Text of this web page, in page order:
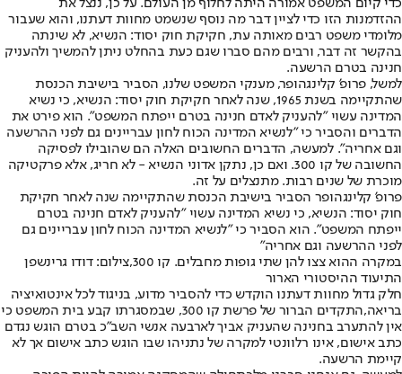
כדי קיום המשפט אמורה היתה לחלוף מן העולם. על כן, ננצל את
ההזדמנות הזו כדי לציין דבר מה נוסף שנשמט מחוות דעתנו, והוא שעבור
מלומדי משפט רבים מאותה עת, חקיקת חוק יסוד: הנשיא, לא שינתה
בהקשר זה דבר, ורבים מהם סברו שגם כעת בהחלט ניתן להמשיך ולהעניק
חנינה בטרם הרשעה.
למשל, פרופ' קלינגהופר, מענקי המשפט שלנו, הסביר בישיבת הכנסת
שהתקיימה בשנת 1965, שנה לאחר חקיקת חוק יסוד: הנשיא, כי נשיא
המדינה עשוי "להעניק לאדם חנינה בטרם ייפתח המשפט". הוא פירט את
הדברים והסביר כי "לנשיא המדינה הכוח לחון עבריינים גם לפני ההרשעה
וגם אחריה". למעשה, הדברים החשובים האלה הם שהובילו לפסיקה
החשובה של קו 300. ואם כן, נתקן אדוני הנשיא - לא חריג, אלא פרקטיקה
מוכרת של שנים רבות. מתנצלים על זה.
פרופ' קלינגהופר הסביר בישיבת הכנסת שהתקיימה שנה לאחר חקיקת
חוק יסוד: הנשיא, כי נשיא המדינה עשוי "להעניק לאדם חנינה בטרם
ייפתח המשפט". הוא הסביר כי "לנשיא המדינה הכוח לחון עבריינים גם
לפני ההרשעה וגם אחריה"
במקרה ההוא צצו להן שתי גופות מחבלים. קו 300,צילום: דודו גרינשפן
התיעוד ההיסטורי הארור
חלק גדול מחוות דעתנו הוקדש כדי להסביר מדוע, בניגוד לכל אינטואיציה
בריאה,התקדים הברור של פרשת קו 300
, שבמסגרתו קבע בית המשפט כי
אין להתערב בחנינה שהעניק אביך לארבעה אנשי השב"כ בטרם הוגש נגדם
כתב אישום, אינו רלוונטי למקרה של נתניהו שבו הוגש כתב אישום אך לא
קיימת הרשעה.